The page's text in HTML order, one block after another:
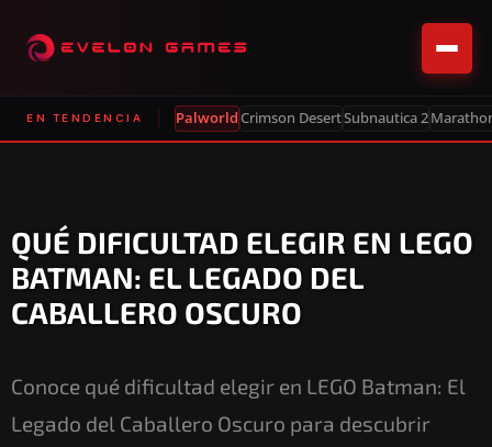
EN TENDENCIA PalworldCrimson DesertSubnautica 2
QUÉ DIFICULTAD ELEGIR EN LEGO
BATMAN: EL LEGADO DEL
CABALLERO OSCURO
Conoce qué dificultad elegir en LEGO Batman: El
Legado del Caballero Oscuro para descubrir